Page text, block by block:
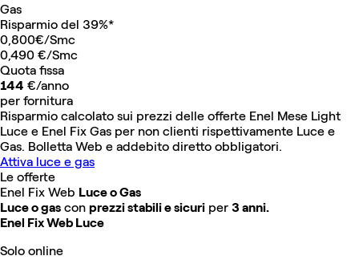
Gas
Risparmio del 39%*
0,800€/Smc
0,490 €/Smc
Quota fissa
144 €/anno
per fornitura
Risparmio calcolato sui prezzi delle offerte Enel Mese Light
Luce e Enel Fix Gas per non clienti rispettivamente Luce e
Gas. Bolletta Web e addebito diretto obbligatori.
Attiva luce e gas
Le offerte
Enel Fix Web Luce o Gas
Luce o gas con prezzi stabili e sicuri per 3 anni.
Enel Fix Web Luce
Solo online